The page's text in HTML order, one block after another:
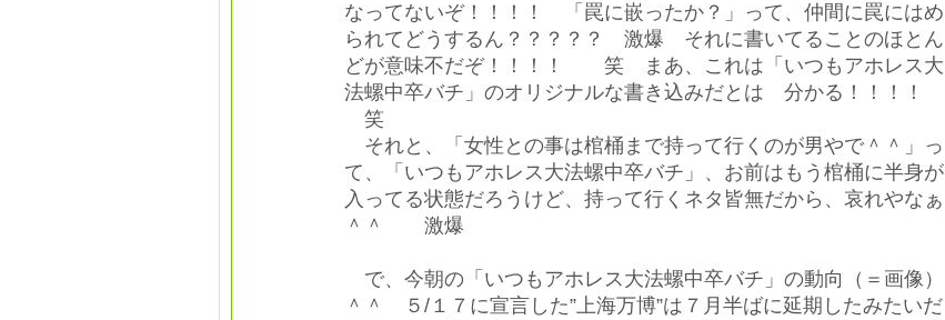
なってないぞ！！！！ 「罠に嵌ったか？」って、仲間に罠にはめ
られてどうするん？？？？？ 激爆 それに書いてることのほとん
どが意味不だぞ！！！！ 笑 まあ、これは「いつもアホレス大
法螺中卒バチ」のオリジナルな書き込みだとは 分かる！！！！
笑
それと、「女性との事は棺桶まで持って行くのが男やで＾＾」っ
て、「いつもアホレス大法螺中卒バチ」、お前はもう棺桶に半身が
入ってる状態だろうけど、持って行くネタ皆無だから、哀れやなぁ
＾＾ 激爆
で、今朝の「いつもアホレス大法螺中卒バチ」の動向（＝画像）
＾＾ ５/１７に宣言した”上海万博”は７月半ばに延期したみたいだ